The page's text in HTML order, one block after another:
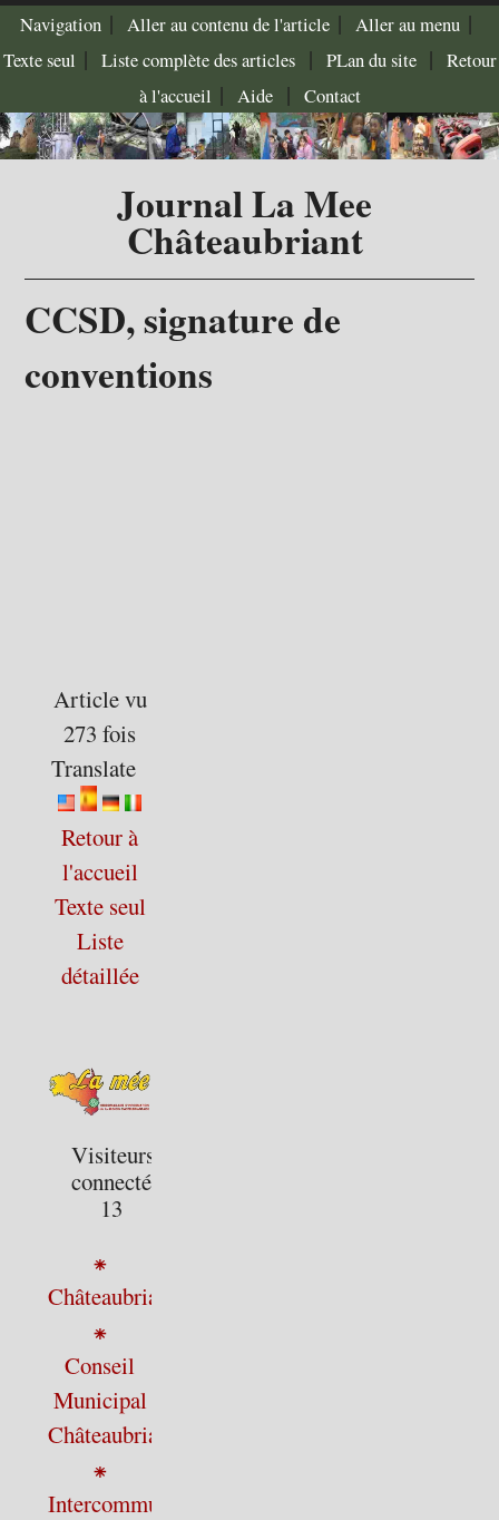
Navigation| Aller au contenu de l'article| Aller au menu|
Texte seul | Liste complète des articles| PLan du site | Retour
à l'accueil | Aide| Contact
Journal La Mee
Châteaubriant
CCSD, signature de
conventions
Article vu
273 fois
Translate
Retour à
l'accueil
Texte seul
Liste
détaillée
Visiteurs
connectés :
13
⁕
Châteaubriant
⁕
Conseil
Municipal
Châteaubriant
⁕
Intercommunalité